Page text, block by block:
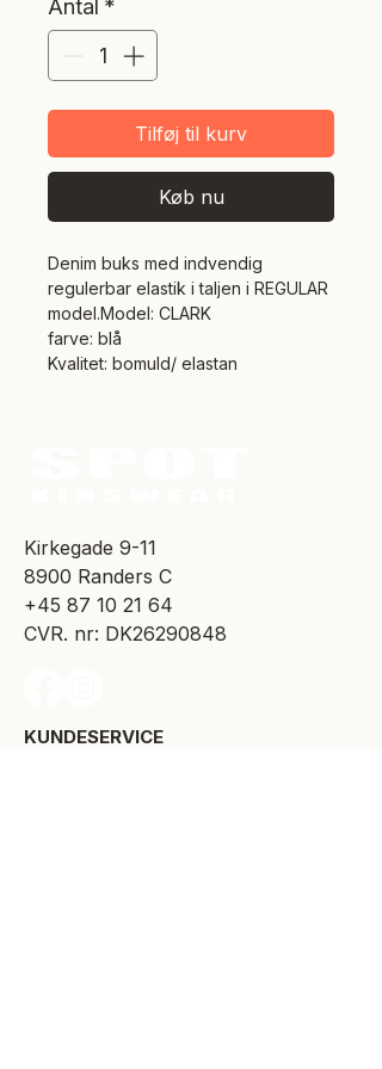
Antal *
Tilføj til kurv
Køb nu
Denim buks med indvendig
regulerbar elastik i taljen i REGULAR
model.Model: CLARK
farve: blå
Kvalitet: bomuld/ elastan
​Kirkegade 9-11
8900 Randers C
+45 87 10 21 64
CVR. nr: DK26290848
KUNDESERVICE​